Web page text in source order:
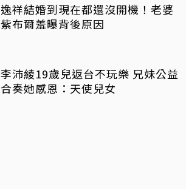
逸祥結婚到現在都還沒開機！老婆
紫布爾羞曝背後原因
李沛綾19歲兒返台不玩樂 兄妹公益
合奏她感恩：天使兒女